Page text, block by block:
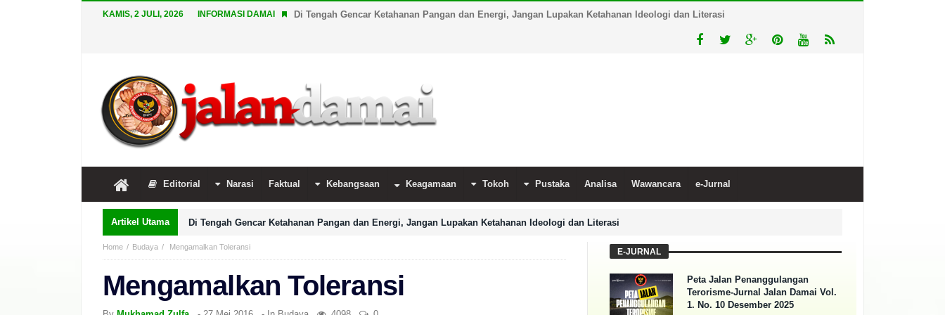
KAMIS, 2 JULI, 2026 INFORMASI DAMAI Di Tengah Gencar Ketahanan Pangan dan Energi, Jangan Lupakan Ketahanan Ideologi dan Literasi
Editorial Narasi Faktual Kebangsaan Keagamaan Tokoh Pustaka Analisa Wawancara e-Jurnal
Artikel Utama Di Tengah Gencar Ketahanan Pangan dan Energi, Jangan Lupakan Ketahanan Ideologi dan Literasi
Home Budaya Mengamalkan Toleransi
Mengamalkan Toleransi
E-JURNAL
Peta Jalan Penanggulangan
Terorisme-Jurnal Jalan Damai Vol.
1. No. 10 Desember 2025